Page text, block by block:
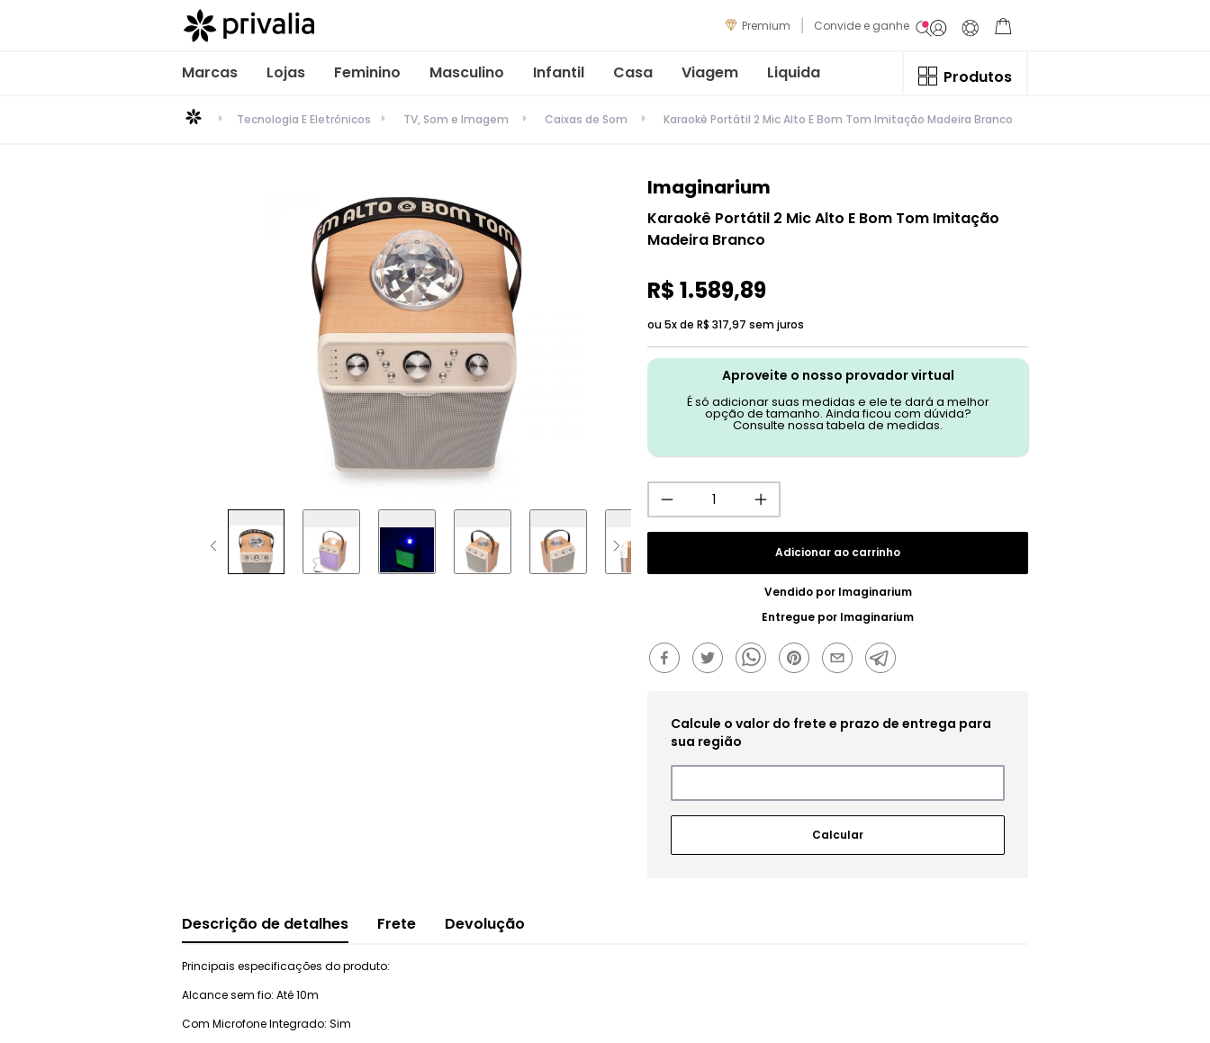
Premium Convide e ganhe
Marcas Lojas Feminino Masculino Infantil Casa Viagem Liquida Produtos
Tecnologia E Eletrônicos TV, Som e Imagem Caixas de Som Karaokê Portátil 2 Mic Alto E Bom Tom Imitação Madeira Branco
Imaginarium
Karaokê Portátil 2 Mic Alto E Bom Tom Imitação
Madeira Branco
R$ 1.589,89
ou 5x de R$ 317,97 sem juros
Aproveite o nosso provador virtual
É só adicionar suas medidas e ele te dará a melhor
opção de tamanho. Ainda ficou com dúvida?
Consulte nossa tabela de medidas.
Adicionar ao carrinho
Vendido por Imaginarium
Entregue por Imaginarium
Descrição de detalhes Frete Devolução
Principais especificações do produto:
Alcance sem fio: Até 10m
Com Microfone Integrado: Sim